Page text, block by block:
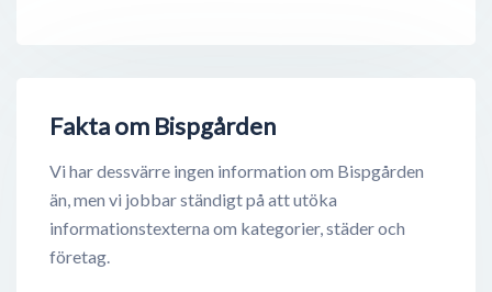
Fakta om Bispgården
Vi har dessvärre ingen information om Bispgården
än, men vi jobbar ständigt på att utöka
informationstexterna om kategorier, städer och
företag.